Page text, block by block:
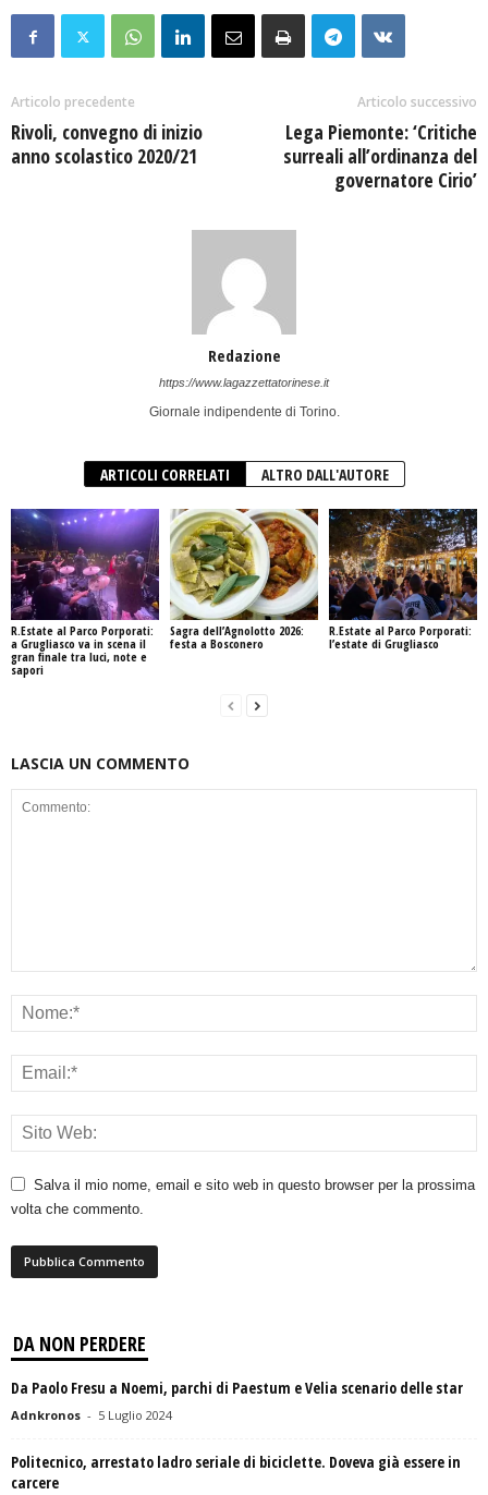
Articolo precedente
Rivoli, convegno di inizio
anno scolastico 2020/21
Articolo successivo
Lega Piemonte: ‘Critiche
surreali all’ordinanza del
governatore Cirio’
Redazione
https://www.lagazzettatorinese.it
Giornale indipendente di Torino.
ARTICOLI CORRELATI ALTRO DALL'AUTORE
R.Estate al Parco Porporati:
a Grugliasco va in scena il
gran finale tra luci, note e
sapori
Sagra dell’Agnolotto 2026:
festa a Bosconero
R.Estate al Parco Porporati:
l’estate di Grugliasco
LASCIA UN COMMENTO
Salva il mio nome, email e sito web in questo browser per la prossima
volta che commento.
DA NON PERDERE
Da Paolo Fresu a Noemi, parchi di Paestum e Velia scenario delle star
Adnkronos - 5 Luglio 2024
Politecnico, arrestato ladro seriale di biciclette. Doveva già essere in
carcere